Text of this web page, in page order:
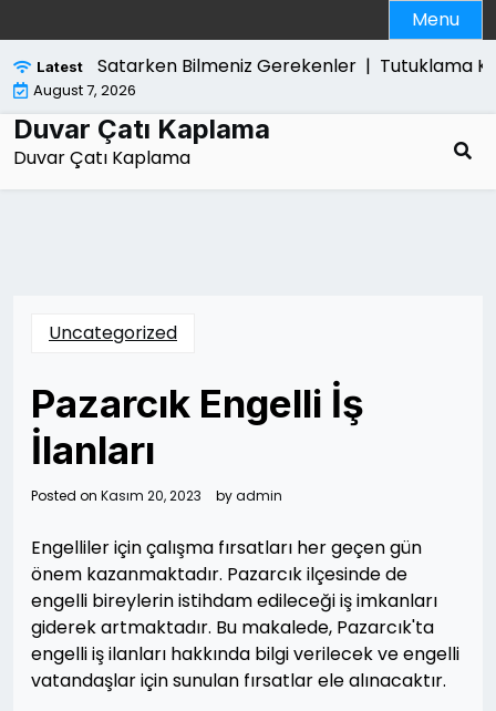
to
content
Menu
Latest
Slim Satarken Bilmeniz Gerekenler |Tutuklama
August 7, 2026
Duvar Çatı Kaplama
Duvar Çatı Kaplama
Uncategorized
Pazarcık Engelli İş
İlanları
Posted on Kasım 20, 2023 byadmin
Engelliler için çalışma fırsatları her geçen gün
önem kazanmaktadır. Pazarcık ilçesinde de
engelli bireylerin istihdam edileceği iş imkanları
giderek artmaktadır. Bu makalede, Pazarcık'ta
engelli iş ilanları hakkında bilgi verilecek ve engelli
vatandaşlar için sunulan fırsatlar ele alınacaktır.